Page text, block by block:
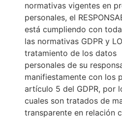
normativas vigentes en
personales, el
está cumpliendo con
las normativas GDPR y
tratamiento de los datos
personales de su
manifiestamente con los
artículo 5 del GDPR, por
cuales son tratados de
transparente en relación